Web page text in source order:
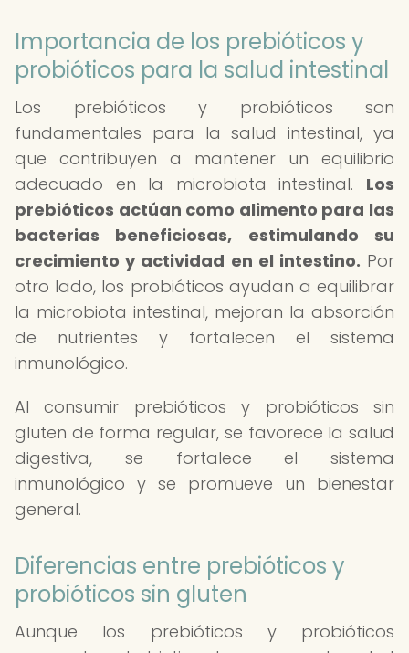
Importancia de los prebióticos y
probióticos para la salud intestinal
Los prebióticos y probióticos son
fundamentales para la salud intestinal, ya
que contribuyen a mantener un equilibrio
adecuado en la microbiota intestinal. Los
prebióticos actúan como alimento para las
bacterias beneficiosas, estimulando su
crecimiento y actividad en el intestino. Por
otro lado, los probióticos ayudan a equilibrar
la microbiota intestinal, mejoran la absorción
de nutrientes y fortalecen el sistema
inmunológico.
Al consumir prebióticos y probióticos sin
gluten de forma regular, se favorece la salud
digestiva, se fortalece el sistema
inmunológico y se promueve un bienestar
general.
Diferencias entre prebióticos y
probióticos sin gluten
Aunque los prebióticos y probióticos